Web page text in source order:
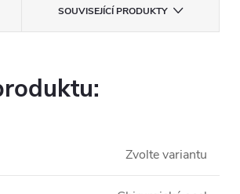
SOUVISEJÍCÍ PRODUKTY
Zvolte variantu